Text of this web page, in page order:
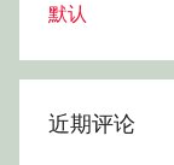
默认
近期评论